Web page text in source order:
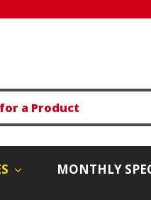
MONTHLY